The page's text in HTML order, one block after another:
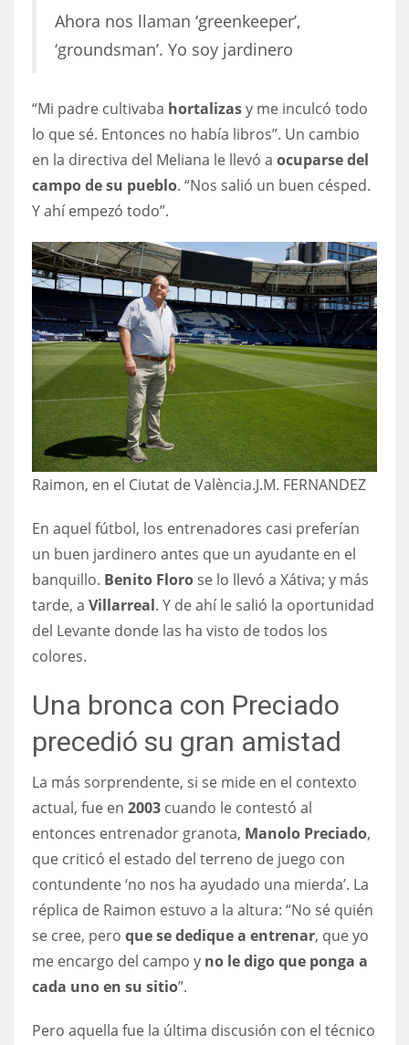
Ahora nos llaman ‘greenkeeper’,
‘groundsman’. Yo soy jardinero
“Mi padre cultivaba hortalizasy me inculcó todo
lo que sé. Entonces no había libros”. Un cambio
en la directiva del Meliana le llevó a ocuparse del
campo de su pueblo. “Nos salió un buen césped.
Y ahí empezó todo”.
Raimon, en el Ciutat de València.J.M. FERNANDEZ
En aquel fútbol, los entrenadores casi preferían
un buen jardinero antes que un ayudante en el
banquillo. Benito Floro se lo llevó a Xátiva; y más
tarde, a Villarreal. Y de ahí le salió la oportunidad
del Levante donde las ha visto de todos los
colores.
Una bronca con Preciado
precedió su gran amistad
La más sorprendente, si se mide en el contexto
actual, fue en 2003 cuando le contestó al
entonces entrenador granota, Manolo Preciado,
que criticó el estado del terreno de juego con
contundente ‘no nos ha ayudado una mierda’. La
réplica de Raimon estuvo a la altura: “No sé quién
se cree, pero que se dedique a entrenar, que yo
me encargo del campo y no le digo que ponga a
cada uno en su sitio”.
Pero aquella fue la última discusión con el técnico